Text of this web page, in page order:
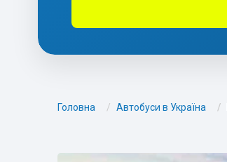
Головна Автобуси в Україна